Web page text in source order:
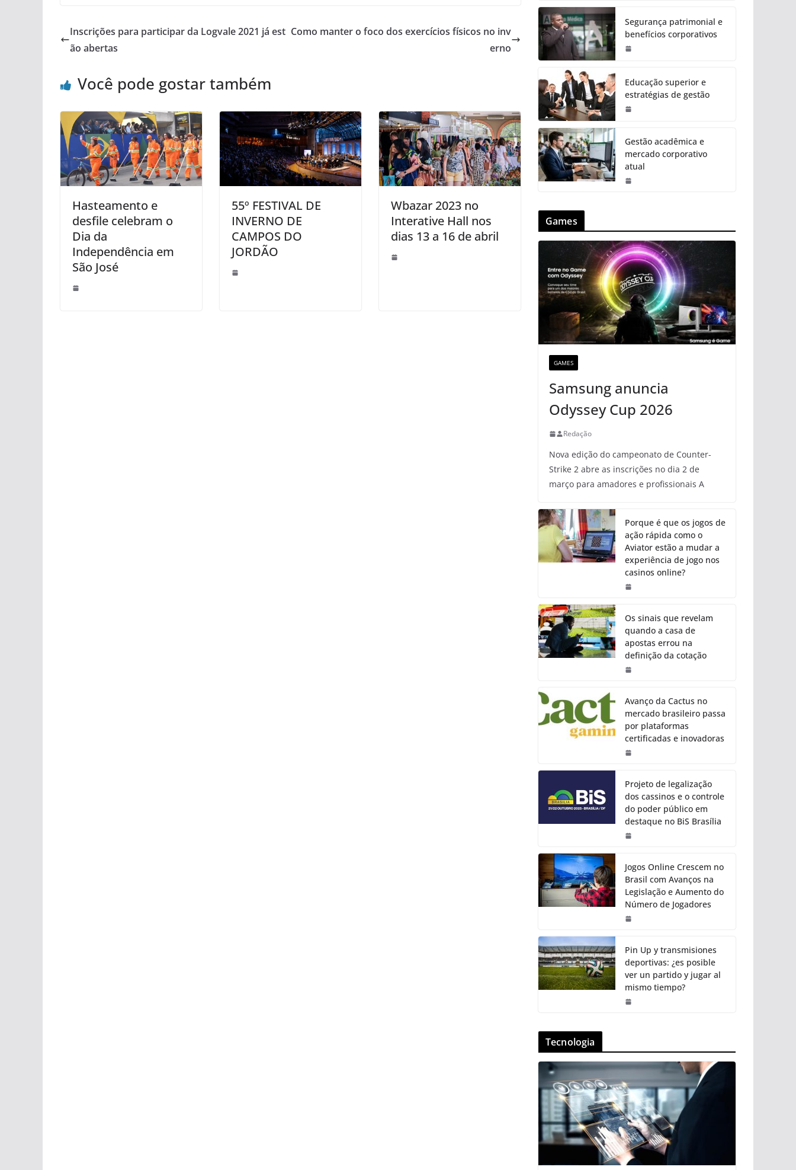
Inscrições para participar da Logvale 2021 já est
ão abertas
Como manter o foco dos exercícios físicos no inv
erno
Você pode gostar também
Hasteamento e
desfile celebram o
Dia da
Independência em
São José
55º FESTIVAL DE
INVERNO DE
CAMPOS DO
JORDÃO
Wbazar 2023 no
Interative Hall nos
dias 13 a 16 de abril
Segurança patrimonial e
benefícios corporativos
Educação superior e
estratégias de gestão
Gestão acadêmica e
mercado corporativo
atual
Games
GAMES
Samsung anuncia
Odyssey Cup 2026
Redação
Nova edição do campeonato de Counter-
Strike 2 abre as inscrições no dia 2 de
março para amadores e profissionais A
Porque é que os jogos de
ação rápida como o
Aviator estão a mudar a
experiência de jogo nos
casinos online?
Os sinais que revelam
quando a casa de
apostas errou na
definição da cotação
Avanço da Cactus no
mercado brasileiro passa
por plataformas
certificadas e inovadoras
Projeto de legalização
dos cassinos e o controle
do poder público em
destaque no BiS Brasília
Jogos Online Crescem no
Brasil com Avanços na
Legislação e Aumento do
Número de Jogadores
Pin Up y transmisiones
deportivas: ¿es posible
ver un partido y jugar al
mismo tiempo?
Tecnologia